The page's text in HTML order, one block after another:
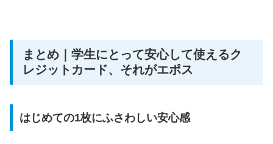
まとめ｜学生にとって安心して使えるク
レジットカード、それがエポス
はじめての1枚にふさわしい安心感